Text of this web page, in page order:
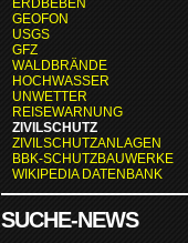
ERDBEBEN
GEOFON
USGS
GFZ
WALDBRÄNDE
HOCHWASSER
UNWETTER
REISEWARNUNG
ZIVILSCHUTZ
ZIVILSCHUTZANLAGEN
BBK-SCHUTZBAUWERKE
WIKIPEDIA DATENBANK
SUCHE-NEWS